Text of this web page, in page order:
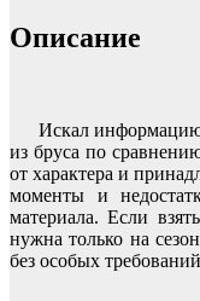
Описание
Искал
из бруса по
от характера и
моменты и
материала. Если
нужна только на
без особых